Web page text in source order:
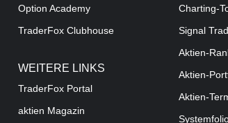
Option Academy
TraderFox Clubhouse
WEITERE LINKS
TraderFox Portal
aktien Magazin
Charting-
Signal
Aktien-
Aktien-
Aktien-